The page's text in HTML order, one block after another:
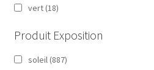
vert (18)
Produit Exposition
soleil (887)